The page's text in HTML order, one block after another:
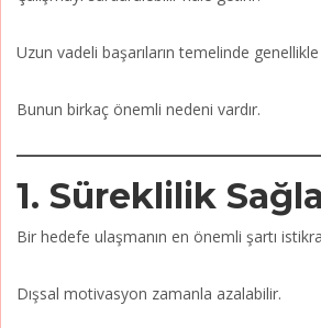
Uzun vadeli başarıların temelinde
Bunun birkaç önemli nedeni vardır.
1. Süreklilik
Bir hedefe ulaşmanın en önemli şartı
Dışsal motivasyon zamanla azalabilir.